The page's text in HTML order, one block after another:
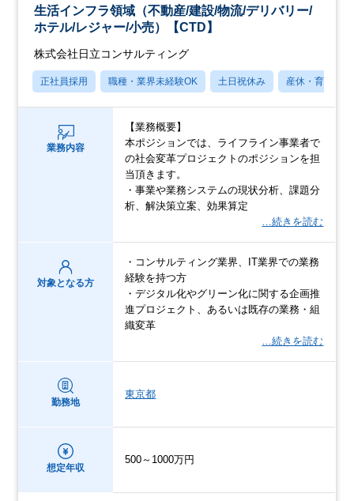
生活インフラ領域（不動産/建設/物流/デリバリー/
ホテル/レジャー/小売）【CTD】
株式会社日立コンサルティング
正社員採用 職種・業界未経験OK 土日祝休み 産休・育休あり
業務内容
【業務概要】
本ポジションでは、ライフライン事業者で
の社会変革プロジェクトのポジションを担
当頂きます。
・事業や業務システムの現状分析、課題分
析、解決策立案、効果算定
…続きを読む
対象となる方
・コンサルティング業界、IT業界での業務
経験を持つ方
・デジタル化やグリーン化に関する企画推
進プロジェクト、あるいは既存の業務・組
織変革
…続きを読む
勤務地
東京都
想定年収
500～1000万円